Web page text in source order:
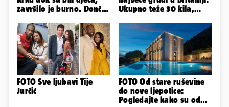
završilo je burno. Dončić
Ukupno teže 30 kila,
smanjivanju...
FOTO Sve ljubavi Tije
Jurčić
FOTO Od stare ruševine
do nove ljepotice:
Pogledajte kako su od